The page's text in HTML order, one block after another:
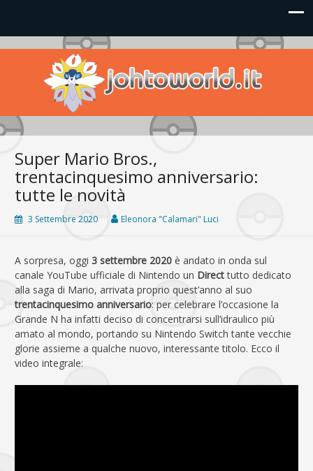
Johto World
Le novità più frizzanti dall'universo Pokémon e Nintendo
Super Mario Bros.,
trentacinquesimo anniversario:
tutte le novità
3 Settembre 2020 Eleonora "Calamari" Luci
A sorpresa, oggi 3 settembre 2020 è andato in onda sul
canale YouTube ufficiale di Nintendo un Directtutto dedicato
alla saga di Mario, arrivata proprio quest’anno al suo
trentacinquesimo anniversario: per celebrare l’occasione la
Grande N ha infatti deciso di concentrarsi sull’idraulico più
amato al mondo, portando su Nintendo Switch tante vecchie
glorie assieme a qualche nuovo, interessante titolo. Ecco il
video integrale: